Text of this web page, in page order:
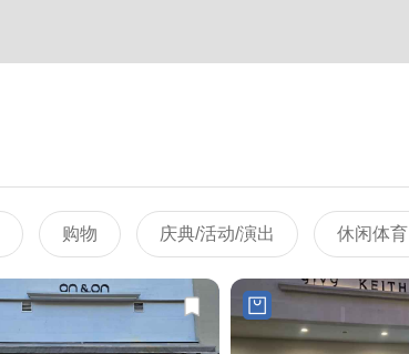
购物 庆典/活动/演出 休闲体育